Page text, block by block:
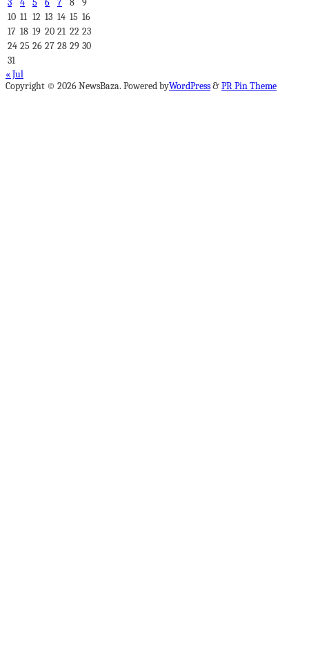
10 11 12 13 14 15 16
17 18 19 20 21 22 23
24 25 26 27 28 29 30
31
« Jul
Copyright © 2026 NewsBaza. Powered byWordPress&PR Pin Theme